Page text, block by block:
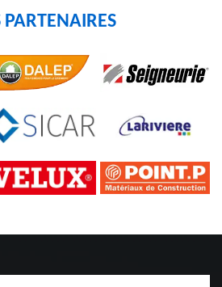
PARTENAIRES